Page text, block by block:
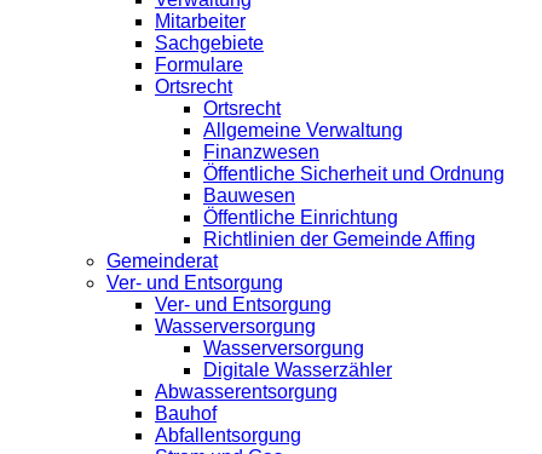
Mitarbeiter
Sachgebiete
Formulare
Ortsrecht
Ortsrecht
Allgemeine Verwaltung
Finanzwesen
Öffentliche Sicherheit und Ordnung
Bauwesen
Öffentliche Einrichtung
Richtlinien der Gemeinde Affing
Gemeinderat
Ver- und Entsorgung
Ver- und Entsorgung
Wasserversorgung
Wasserversorgung
Digitale Wasserzähler
Abwasserentsorgung
Bauhof
Abfallentsorgung